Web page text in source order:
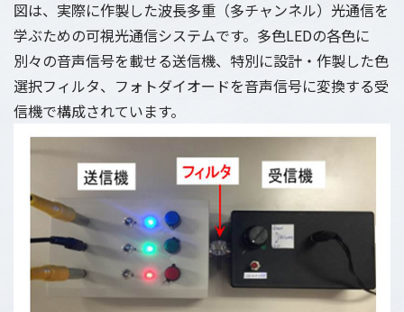
図は、実際に作製した波長多重（多チャンネル）光通信を
学ぶための可視光通信システムです。多色LEDの各色に
別々の音声信号を載せる送信機、特別に設計・作製した色
選択フィルタ、フォトダイオードを音声信号に変換する受
信機で構成されています。